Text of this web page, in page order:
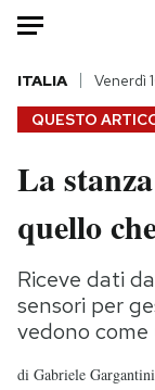
HOME
Italia
Politica
Tecnologia
Internet
Scienza
Cultura
QUESTO
ITALIA Venerdì
La
quello
Riceve dati
sensori per
vedono come
di Gabriele Gargantini